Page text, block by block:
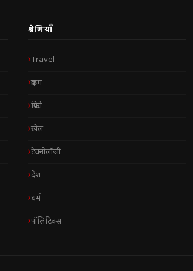
श्रेणियाँ
Travel
क्राइम
क्रिप्टो
खेल
टेक्नोलॉजी
देश
धर्म
पॉलिटिक्स